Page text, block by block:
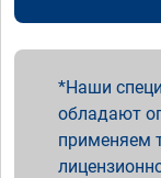
Наши
обладают
применяем